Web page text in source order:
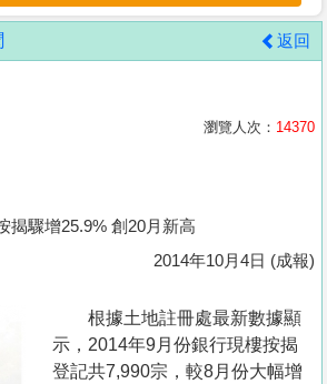
返回
瀏覽人次： 14370
揭驟增25.9% 創20月新高
2014年10月4日 (成報)
根據土地註冊處最新數據顯
示，2014年9月份銀行現樓按揭
登記共7,990宗，較8月份大幅增